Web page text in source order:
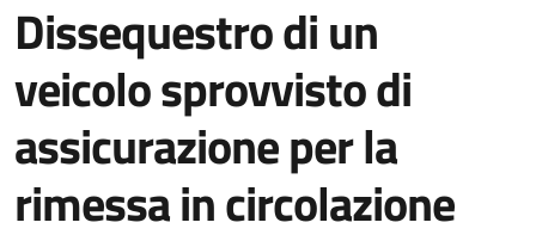
Dissequestro di un
veicolo sprovvisto di
assicurazione per la
rimessa in circolazione